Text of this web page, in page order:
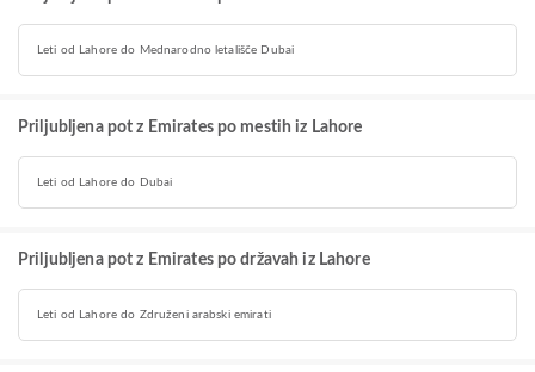
Leti od Lahore do Mednarodno letališče Dubai
Priljubljena pot z Emirates po mestih iz Lahore
Leti od Lahore do Dubai
Priljubljena pot z Emirates po državah iz Lahore
Leti od Lahore do Združeni arabski emirati